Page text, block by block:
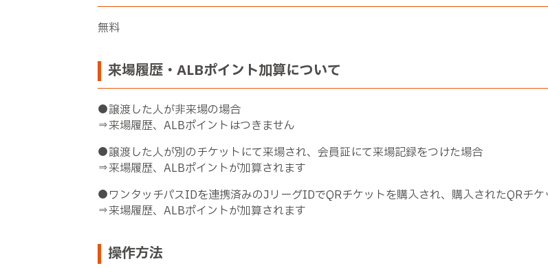
無料
来場履歴・ALBポイント加算について
●譲渡した人が非来場の場合
⇒来場履歴、ALBポイントはつきません
●譲渡した人が別のチケットにて来場され、会員証にて来場記録をつけた場合
⇒来場履歴、ALBポイントが加算されます
●ワンタッチパスIDを連携済みのJリーグIDでQRチケットを購入され、購入されたQRチ
⇒来場履歴、ALBポイントが加算されます
操作方法